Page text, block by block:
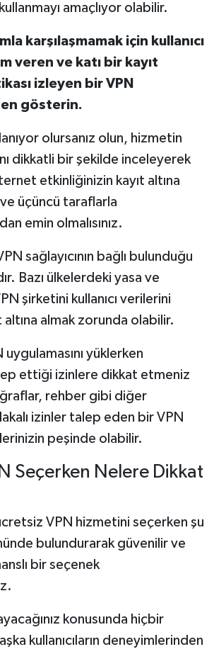
amaçlıyor olabilir.
karşılaşmamak için kullanıcı
veren ve katı bir kayıt
izleyen bir VPN
gösterin.
olursanız olun, hizmetin
dikkatli bir şekilde inceleyerek
etkinliğinizin kayıt altına
ve üçüncü taraflarla
emin olmalısınız.
sağlayıcının bağlı bulunduğu
Bazı ülkelerdeki yasa ve
şirketini kullanıcı verilerini
altına almak zorunda olabilir.
yüklerken
ettiği izinlere dikkat etmeniz
rehber gibi diğer
izinler talep eden bir VPN
peşinde olabilir.
Seçerken Nelere Dikkat
VPN hizmetini seçerken şu
bulundurarak güvenilir ve
bir seçenek
konusunda hiçbir
kullanıcıların deneyimlerinden